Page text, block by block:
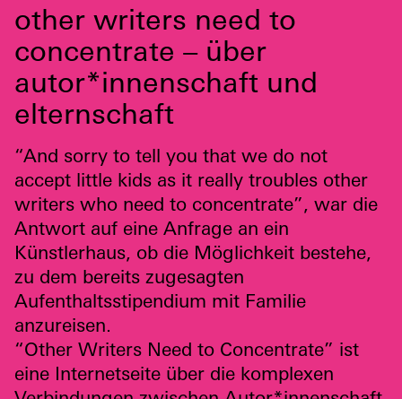
other writers need to
concentrate – über
autor*innenschaft und
elternschaft
“And sorry to tell you that we do not
accept little kids as it really troubles other
writers who need to concentrate”, war die
Antwort auf eine Anfrage an ein
Künstlerhaus, ob die Möglichkeit bestehe,
zu dem bereits zugesagten
Aufenthaltsstipendium mit Familie
anzureisen.
“Other Writers Need to Concentrate” ist
eine Internetseite über die komplexen